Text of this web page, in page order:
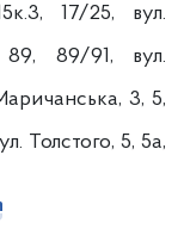
17/25, вул.
89, 89/91, вул.
3, 5,
Толстого, 5, 5а,